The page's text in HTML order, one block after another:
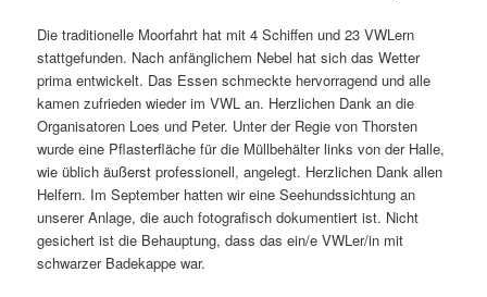
Die traditionelle Moorfahrt hat mit 4 Schiffen und 23 VWLern
stattgefunden. Nach anfänglichem Nebel hat sich das Wetter
prima entwickelt. Das Essen schmeckte hervorragend und alle
kamen zufrieden wieder im VWL an. Herzlichen Dank an die
Organisatoren Loes und Peter. Unter der Regie von Thorsten
wurde eine Pflasterfläche für die Müllbehälter links von der Halle,
wie üblich äußerst professionell, angelegt. Herzlichen Dank allen
Helfern. Im September hatten wir eine Seehundssichtung an
unserer Anlage, die auch fotografisch dokumentiert ist. Nicht
gesichert ist die Behauptung, dass das ein/e VWLer/in mit
schwarzer Badekappe war.